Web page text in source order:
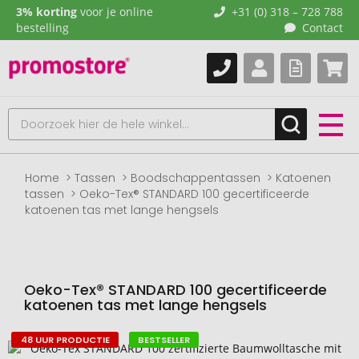
3% korting voor je online
bestelling
+31 (0) 318 – 728 788
Contact
Home Tassen Boodschappentassen
Katoenen
tassen
Oeko-Tex® STANDARD 100 gecertificeerde
katoenen tas met lange hengsels
Oeko-Tex® STANDARD 100 gecertificeerde
katoenen tas met lange hengsels
Naar
48 UUR PRODUCTIE BESTSELLER